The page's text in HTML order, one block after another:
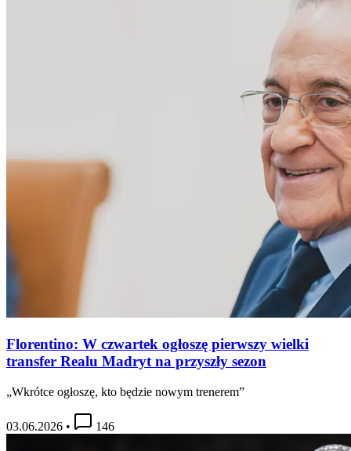
Florentino: W czwartek ogłoszę pierwszy wielki
transfer Realu Madryt na przyszły sezon
„Wkrótce ogłoszę, kto będzie nowym trenerem”
03.06.2026 • 146